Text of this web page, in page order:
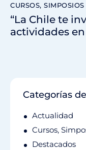
CURSOS,
“La Chile te
actividades
Categorías
Actualidad
Cursos,
Destacados